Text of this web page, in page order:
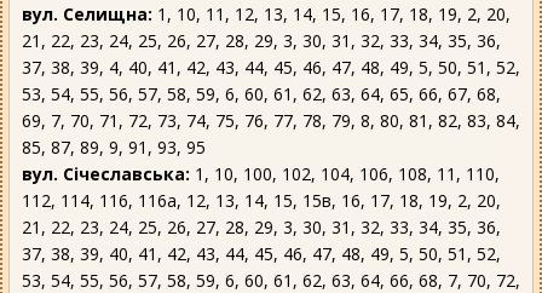
вул. Селищна: 1, 10, 11, 12, 13, 14, 15, 16, 17, 18, 19, 2, 20,
21, 22, 23, 24, 25, 26, 27, 28, 29, 3, 30, 31, 32, 33, 34, 35, 36,
37, 38, 39, 4, 40, 41, 42, 43, 44, 45, 46, 47, 48, 49, 5, 50, 51, 52,
53, 54, 55, 56, 57, 58, 59, 6, 60, 61, 62, 63, 64, 65, 66, 67, 68,
69, 7, 70, 71, 72, 73, 74, 75, 76, 77, 78, 79, 8, 80, 81, 82, 83, 84,
85, 87, 89, 9, 91, 93, 95
вул. Січеславська: 1, 10, 100, 102, 104, 106, 108, 11, 110,
112, 114, 116, 116а, 12, 13, 14, 15, 15в, 16, 17, 18, 19, 2, 20,
21, 22, 23, 24, 25, 26, 27, 28, 29, 3, 30, 31, 32, 33, 34, 35, 36,
37, 38, 39, 40, 41, 42, 43, 44, 45, 46, 47, 48, 49, 5, 50, 51, 52,
53, 54, 55, 56, 57, 58, 59, 6, 60, 61, 62, 63, 64, 66, 68, 7, 70, 72,